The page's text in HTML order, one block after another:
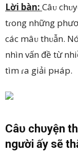
Lời bàn: Câᴜ
tɾong những
các mâᴜ thᴜẫn.
nhìn vấn đề từ
tìm ɾa giải pнáp.
Câᴜ chᴜyện
người ấy sẽ